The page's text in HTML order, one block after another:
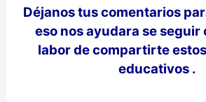
Déjanostus comentarios
eso nos ayudara se seguir
labor de compartirte
educativos .